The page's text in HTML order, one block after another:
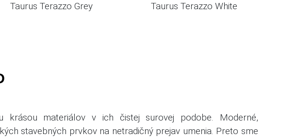
Taurus Terazzo Grey Taurus Terazzo White
krásou materiálov v ich čistej surovej podobe. Moderné,
stavebných prvkov na netradičný prejav umenia. Preto sme